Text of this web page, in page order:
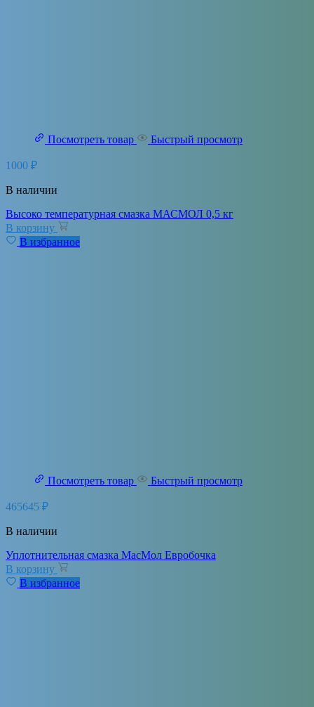
Посмотреть товар Быстрый просмотр
1000 ₽
В наличии
Высоко температурная смазка МАСМОЛ 0,5 кг
В корзину
В избранное
Посмотреть товар Быстрый просмотр
465645 ₽
В наличии
Уплотнительная смазка МасМол Евробочка
В корзину
В избранное